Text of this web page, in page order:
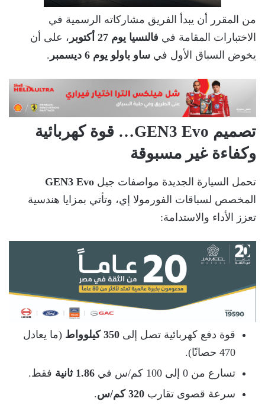
من المقرر أن يبدأ الفريق مشاركاته الرسمية في
الاختبارات المقامة في فالنسيا يوم 27 أكتوبر
، على أن
يخوض السباق الأول في ساو باولو يوم 6 ديسمبر .
تصميم GEN3 Evo… قوة كهربائية
وكفاءة غير مسبوقة
تحمل السيارة الجديدة مواصفات جيل GEN3 Evo
المخصص لسباقات الفورمولا إي، وتأتي بمزايا هندسية
تعزز الأداء والاستدامة:
قوة دفع كهربائية تصل إلى 350 كيلوواط
(ما يعادل
470 حصانًا).
تسارع من 0 إلى 100 كم/س في
1.86 ثانية
فقط.
سرعة قصوى تقارب 320 كم/س
.